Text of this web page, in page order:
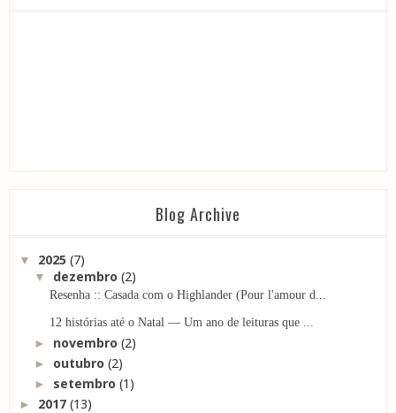
Blog Archive
▼ 2025 (7)
▼ dezembro (2)
Resenha :: Casada com o Highlander (Pour l'amour d...
12 histórias até o Natal — Um ano de leituras que ...
► novembro (2)
► outubro (2)
► setembro (1)
► 2017 (13)